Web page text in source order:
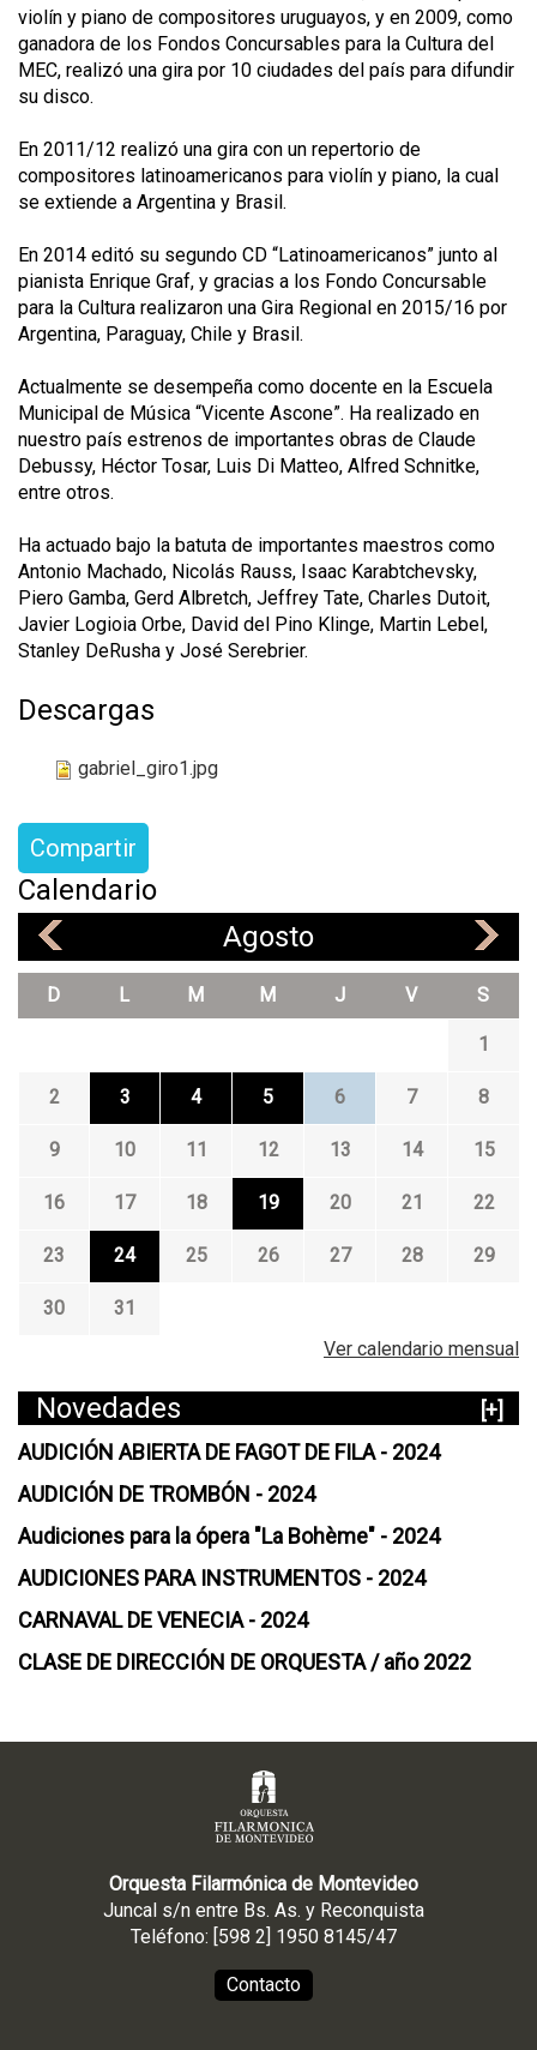
violín y piano de compositores uruguayos, y en 2009, como
ganadora de los Fondos Concursables para la Cultura del
MEC, realizó una gira por 10 ciudades del país para difundir
su disco.
En 2011/12 realizó una gira con un repertorio de
compositores latinoamericanos para violín y piano, la cual
se extiende a Argentina y Brasil.
En 2014 editó su segundo CD “Latinoamericanos” junto al
pianista Enrique Graf, y gracias a los Fondo Concursable
para la Cultura realizaron una Gira Regional en 2015/16 por
Argentina, Paraguay, Chile y Brasil.
Actualmente se desempeña como docente en la Escuela
Municipal de Música “Vicente Ascone”. Ha realizado en
nuestro país estrenos de importantes obras de Claude
Debussy, Héctor Tosar, Luis Di Matteo, Alfred Schnitke,
entre otros.
Ha actuado bajo la batuta de importantes maestros como
Antonio Machado, Nicolás Rauss, Isaac Karabtchevsky,
Piero Gamba, Gerd Albretch, Jeffrey Tate, Charles Dutoit,
Javier Logioia Orbe, David del Pino Klinge, Martin Lebel,
Stanley DeRusha y José Serebrier.
Descargas
gabriel_giro1.jpg
Compartir
Calendario
Agosto
D L M M J V S
1
2 3 4 5 6 7 8
9 10 11 12 13 14 15
16 17 18 19 20 21 22
23 24 25 26 27 28 29
30
31
Ver calendario mensual
Novedades
[+]
AUDICIÓN ABIERTA DE FAGOT DE FILA - 2024
AUDICIÓN DE TROMBÓN - 2024
Audiciones para la ópera "La Bohème" - 2024
AUDICIONES PARA INSTRUMENTOS - 2024
CARNAVAL DE VENECIA - 2024
CLASE DE DIRECCIÓN DE ORQUESTA / año 2022
Orquesta Filarmónica de Montevideo
Juncal s/n entre Bs. As. y Reconquista
Teléfono: [598 2] 1950 8145/47
Contacto